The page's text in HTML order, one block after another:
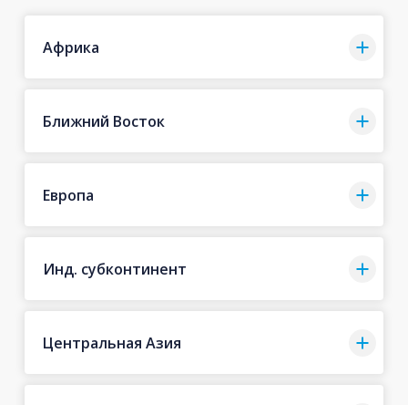
Африка
Ближний Восток
Европа
Инд. субконтинент
Центральная Азия